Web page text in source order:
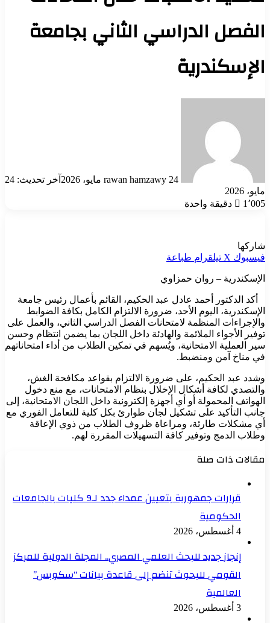
الفصل الدراسي الثاني بجامعة
الإسكندرية
rawan hamzawy 24 مايو، 2026
آخر تحديث: 24
مايو، 2026
1٬005
دقيقة واحدة
شاركها
فيسبوك ‫X تيلقرام طباعة
الإسكندرية – روان حمزاوي
أكد الدكتور أحمد عادل عبد الحكيم، القائم بأعمال رئيس جامعة
الإسكندرية، اليوم الأحد، ضرورة الالتزام الكامل بكافة الضوابط
والإجراءات المنظمة لامتحانات الفصل الدراسي الثاني، والعمل على
توفير الأجواء الملائمة والهادئة داخل اللجان بما يضمن انتظام وحسن
سير العملية الامتحانية، ويُسهم في تمكين الطلاب من أداء امتحاناتهم
في مناخ آمن ومنضبط.
وشدد عبد الحكيم، على ضرورة الالتزام بقواعد مكافحة الغش،
والتصدي لكافة أشكال الإخلال بنظام الامتحانات، مع منع دخول
الهواتف المحمولة أو أي أجهزة إلكترونية داخل اللجان الامتحانية، إلى
جانب التأكيد على تشكيل لجان طوارئ بكل كلية للتعامل الفوري مع
أي مشكلات طارئة، ومراعاة ظروف الطلاب من ذوي الإعاقة
وطلاب الدمج وتوفير كافة التسهيلات المقررة لهم.
مقالات ذات صلة
قرارات جمهورية بتعيين عمداء جدد لـ9 كليات بالجامعات
الحكومية
4 أغسطس، 2026
إنجاز جديد للبحث العلمي المصري.. المجلة الدولية للمركز
القومي للبحوث تنضم إلى قاعدة بيانات “سكوبس”
العالمية
3 أغسطس، 2026